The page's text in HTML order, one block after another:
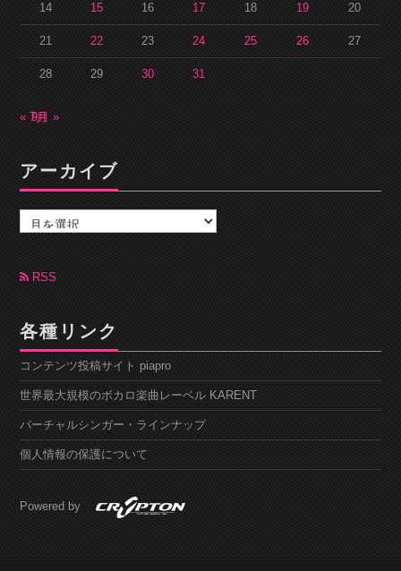
14 15 16 17 18 19 20
21 22 23 24 25 26 27
28 29 30 31
« 7月9月 »
アーカイブ
カ
ブ RSS
各種リンク
コンテンツ投稿サイト piapro
世界最大規模のボカロ楽曲レーベル KARENT
バーチャルシンガー・ラインナップ
個人情報の保護について
Powered by